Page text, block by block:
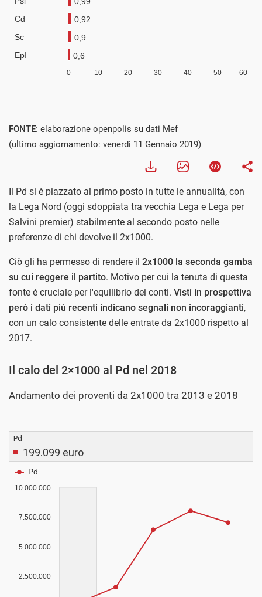
FONTE: elaborazione openpolis su dati Mef
(ultimo aggiornamento: venerdì 11 Gennaio 2019)
Il Pd si è piazzato al primo posto in tutte le annualità, con
la Lega Nord (oggi sdoppiata tra vecchia Lega e Lega per
Salvini premier) stabilmente al secondo posto nelle
preferenze di chi devolve il 2x1000.
Ciò gli ha permesso di rendere il 2x1000 la seconda gamba
su cui reggere il partito. Motivo per cui la tenuta di questa
fonte è cruciale per l'equilibrio dei conti. Visti in prospettiva
però i dati più recenti indicano segnali non incoraggianti,
con un calo consistente delle entrate da 2x1000 rispetto al
2017.
Il calo del 2×1000 al Pd nel 2018
Andamento dei proventi da 2x1000 tra 2013 e 2018